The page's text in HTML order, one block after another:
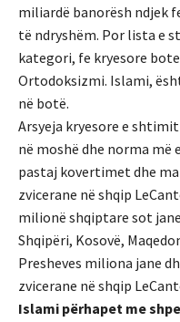
miliardë banorësh ndjek
të ndryshëm. Por lista e
kategori, fe kryesore
Ortodoksizmi. Islami,
në botë.
Arsyeja kryesore e
në moshë dhe norma
pastaj kovertimet dhe
zvicerane në shqip
milionë shqiptare sot
Shqipëri, Kosovë,
Presheves miliona jane
zvicerane në shqip
Islami përhapet me